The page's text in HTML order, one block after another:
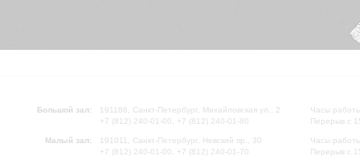
Большой зал:
191186, Санкт-Петербург, Михайловская ул., 2
+7 (812) 240-01-00, +7 (812) 240-01-80
Малый зал:
191011, Санкт-Петербург, Невский пр., 30
+7 (812) 240-01-00, +7 (812) 240-01-70
Часы
Перерыв с
Часы
Перерыв с